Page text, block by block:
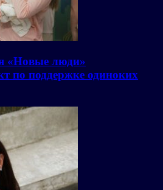
«Новые люди»
по поддержке одиноких